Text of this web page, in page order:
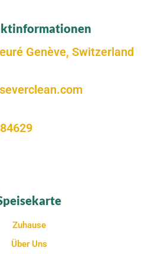
Genève, Switzerland
Zuhause
Über Uns